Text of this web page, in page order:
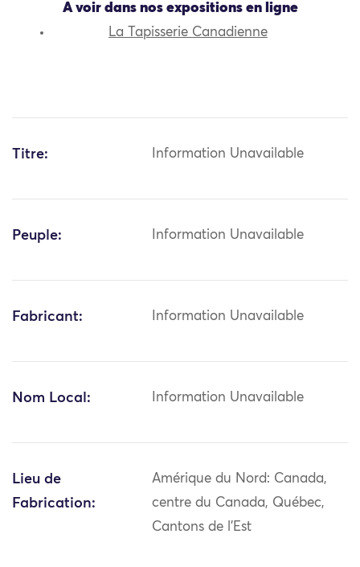
A voir dans nos expositions en ligne
La Tapisserie Canadienne
Titre: Information Unavailable
Peuple: Information Unavailable
Fabricant: Information Unavailable
Nom Local: Information Unavailable
Lieu de
Fabrication:
Amérique du Nord: Canada,
centre du Canada, Québec,
Cantons de l'Est